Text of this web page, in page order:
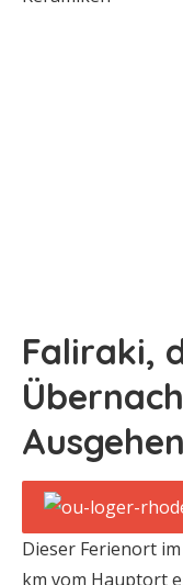
Faliraki,
Dieser Ferienort
km vom Hauptort